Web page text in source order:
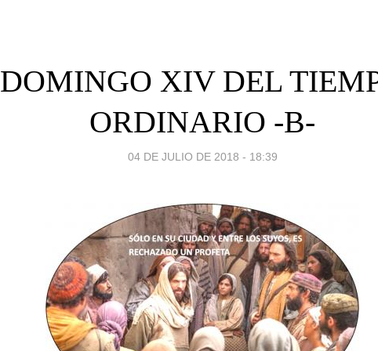
DOMINGO XIV DEL
ORDINARIO -B-
04 DE JULIO DE 2018 - 18:39